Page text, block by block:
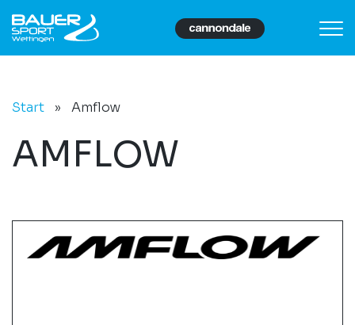
Start » Amflow
AMFLOW